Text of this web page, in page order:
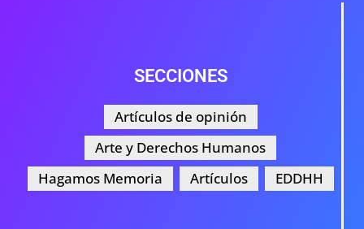
SECCIONES
Artículos de opinión
Arte y Derechos Humanos
Hagamos Memoria
Artículos EDDHH